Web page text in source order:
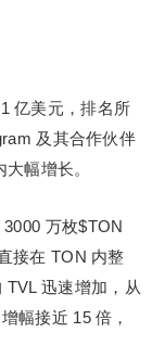
亿美元，排名所
及其合作伙伴
幅增长。
万枚$TON
接在 TON 内整
迅速增加，从
幅接近 15 倍，